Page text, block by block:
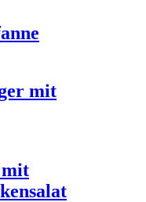
mit
mit